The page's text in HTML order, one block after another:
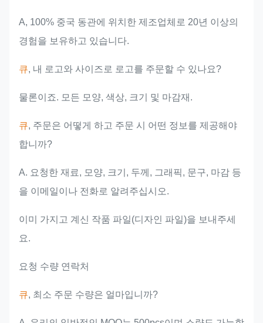
A, 100% 중국 동관에 위치한 제조업체로 20년 이상의
경험을 보유하고 있습니다.
큐, 내 로고와 사이즈로 로고를 주문할 수 있나요?
물론이죠. 모든 모양, 색상, 크기 및 마감재.
큐, 주문은 어떻게 하고 주문 시 어떤 정보를 제공해야
합니까?
A. 요청한 재료, 모양, 크기, 두께, 그래픽, 문구, 마감 등
을 이메일이나 전화로 알려주십시오.
이미 가지고 계신 작품 파일(디자인 파일)을 보내주세
요.
요청 수량 연락처
큐, 최소 주문 수량은 얼마입니까?